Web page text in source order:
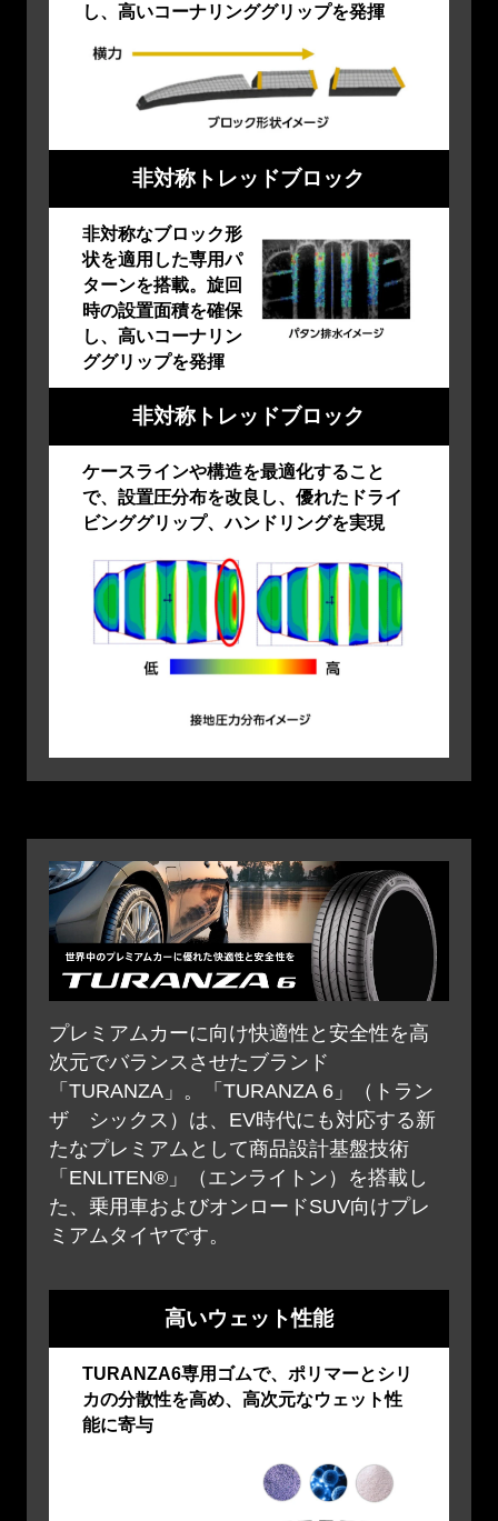
し、高いコーナリンググリップを発揮
非対称トレッドブロック
非対称なブロック形
状を適用した専用パ
ターンを搭載。旋回
時の設置面積を確保
し、高いコーナリン
ググリップを発揮
非対称トレッドブロック
ケースラインや構造を最適化すること
で、設置圧分布を改良し、優れたドライ
ビンググリップ、ハンドリングを実現
プレミアムカーに向け快適性と安全性を高
次元でバランスさせたブランド
「TURANZA」。「TURANZA 6」（トラン
ザ シックス）は、EV時代にも対応する新
たなプレミアムとして商品設計基盤技術
「ENLITEN®」（エンライトン）を搭載し
た、乗用車およびオンロードSUV向けプレ
ミアムタイヤです。
高いウェット性能
TURANZA6専用ゴムで、ポリマーとシリ
カの分散性を高め、高次元なウェット性
能に寄与